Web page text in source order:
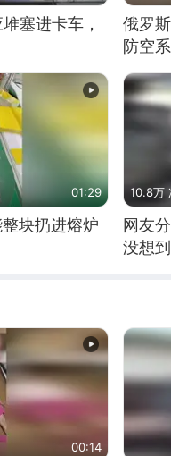
塞进卡车，
俄罗
防空
01:29
块扔进熔炉
10.8万
网友
没想
00:14